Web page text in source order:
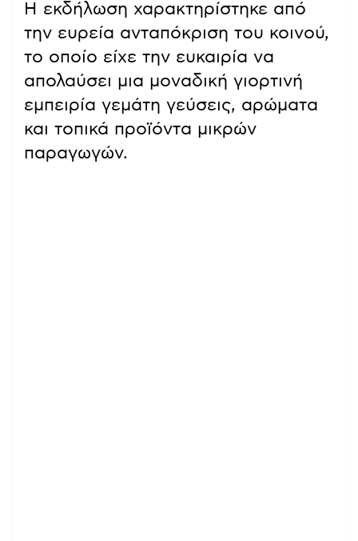
Η εκδήλωση χαρακτηρίστηκε από
την ευρεία ανταπόκριση του κοινού,
το οποίο είχε την ευκαιρία να
απολαύσει μια μοναδική γιορτινή
εμπειρία γεμάτη γεύσεις, αρώματα
και τοπικά προϊόντα μικρών
παραγωγών.